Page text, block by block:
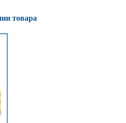
товара